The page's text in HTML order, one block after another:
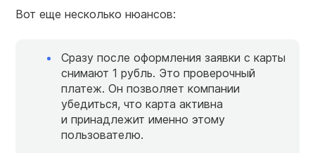
Вот еще несколько нюансов:
Сразу после оформления заявки с карты
снимают 1 рубль. Это проверочный
платеж. Он позволяет компании
убедиться, что карта активна
и принадлежит именно этому
пользователю.